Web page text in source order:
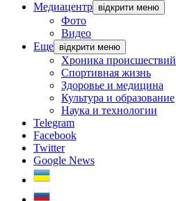
Медиацентр відкрити меню
Фото
Видео
Еще відкрити меню
Хроника происшествий
Спортивная жизнь
Здоровье и медицина
Культура и образование
Наука и технологии
Telegram
Facebook
Twitter
Google News